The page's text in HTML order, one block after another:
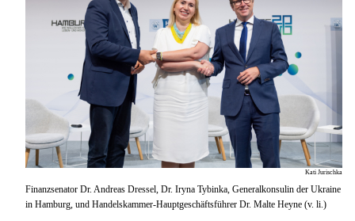
Kati Jurischka
Finanzsenator Dr. Andreas Dressel, Dr. Iryna Tybinka, Generalkonsulin der Ukraine
in Hamburg, und Handelskammer-Hauptgeschäftsführer Dr. Malte Heyne (v. li.)